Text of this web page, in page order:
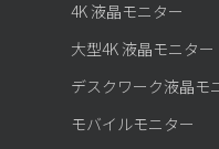
4K 液晶モニター
大型4K 液晶モニター
デスクワーク液晶モ
モバイルモニター